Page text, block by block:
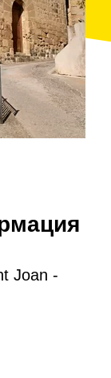
todos los
confirmación
No,
Joan -